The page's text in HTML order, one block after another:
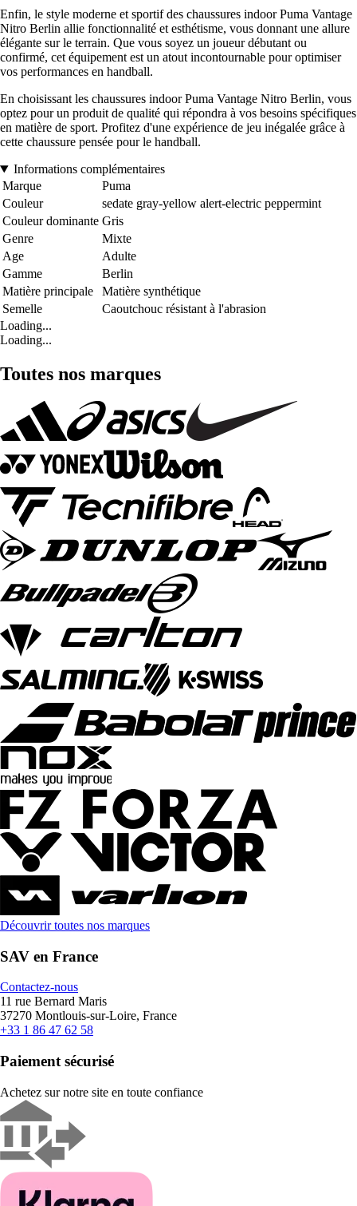
Enfin, le style moderne et sportif des chaussures indoor Puma Vantage
Nitro Berlin allie fonctionnalité et esthétisme, vous donnant une allure
élégante sur le terrain. Que vous soyez un joueur débutant ou
confirmé, cet équipement est un atout incontournable pour optimiser
vos performances en handball.
En choisissant les chaussures indoor Puma Vantage Nitro Berlin, vous
optez pour un produit de qualité qui répondra à vos besoins spécifiques
en matière de sport. Profitez d'une expérience de jeu inégalée grâce à
cette chaussure pensée pour le handball.
Informations complémentaires
Marque
Puma
Couleur
sedate gray-yellow alert-electric peppermint
Couleur dominante Gris
Genre
Mixte
Age
Adulte
Gamme
Berlin
Matière principale
Matière synthétique
Semelle
Caoutchouc résistant à l'abrasion
Loading...
Loading...
Toutes nos marques
Découvrir toutes nos marques
SAV en France
Contactez-nous
11 rue Bernard Maris
37270 Montlouis-sur-Loire, France
+33 1 86 47 62 58
Paiement sécurisé
Achetez sur notre site en toute confiance